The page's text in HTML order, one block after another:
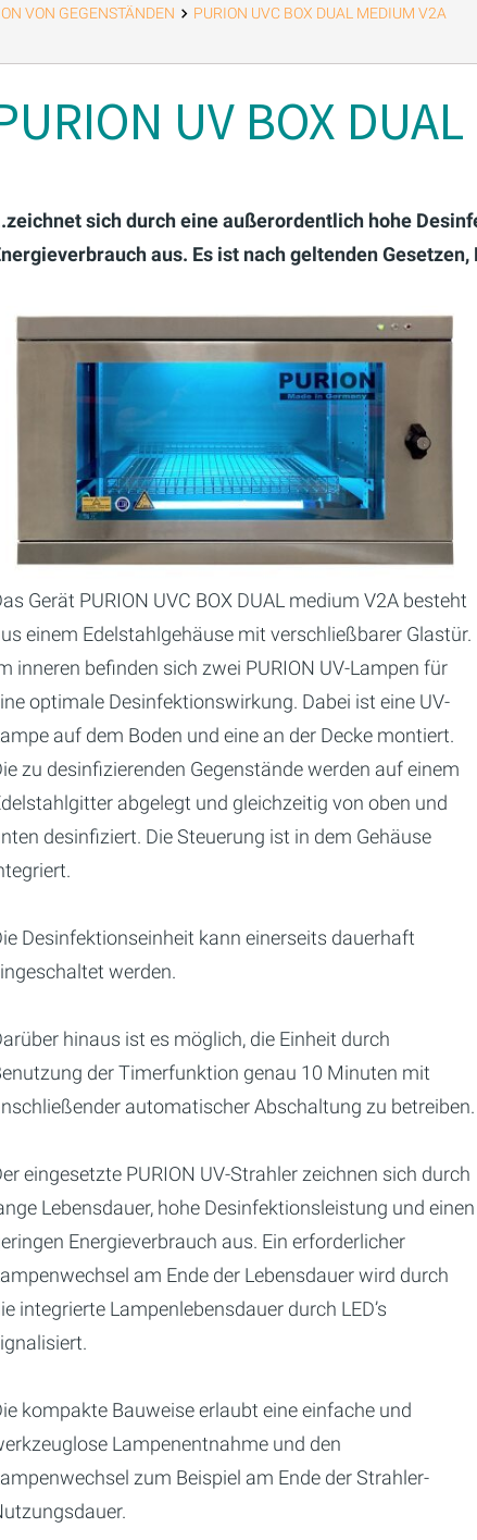
VON GEGENSTÄNDEN PURION UVC BOX DUAL MEDIUM V2A
UV BOX
sich durch eine außerordentlich hohe
aus. Es ist nach geltenden
Gerät PURION UVC BOX DUAL medium V2A besteht
einem Edelstahlgehäuse mit verschließbarer Glastür.
inneren befinden sich zwei PURION UV-Lampen für
optimale Desinfektionswirkung. Dabei ist eine UV-
auf dem Boden und eine an der Decke montiert.
zu desinfizierenden Gegenstände werden auf einem
abgelegt und gleichzeitig von oben und
desinfiziert. Die Steuerung ist in dem Gehäuse
Desinfektionseinheit kann einerseits dauerhaft
werden.
hinaus ist es möglich, die Einheit durch
der Timerfunktion genau 10 Minuten mit
automatischer Abschaltung zu betreiben.
eingesetzte PURION UV-Strahler zeichnen sich durch
Lebensdauer, hohe Desinfektionsleistung und einen
Energieverbrauch aus. Ein erforderlicher
am Ende der Lebensdauer wird durch
integrierte Lampenlebensdauer durch LED’s
kompakte Bauweise erlaubt eine einfache und
Lampenentnahme und den
zum Beispiel am Ende der Strahler-